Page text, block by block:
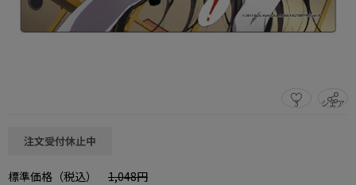
3 シェア
この商品をシェアする
注文受付休止中
標準価格（税込）
1,048円